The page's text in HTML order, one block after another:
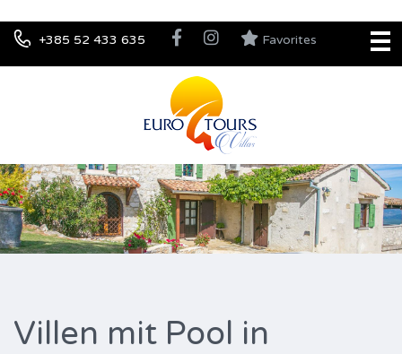
+385 52 433 635 Favorites
Villen mit Pool in